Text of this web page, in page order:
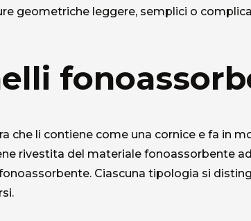
geometriche leggere, semplici o
che li contiene come una cornice e fa in
rivestita del materiale fonoassorbente
Ciascuna tipologia si